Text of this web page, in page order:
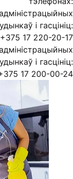
і гасцініц:
+375 17 220-20-17
і гасцініц:
17 200-00-24